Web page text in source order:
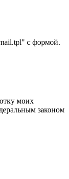
с формой.
моих
законом